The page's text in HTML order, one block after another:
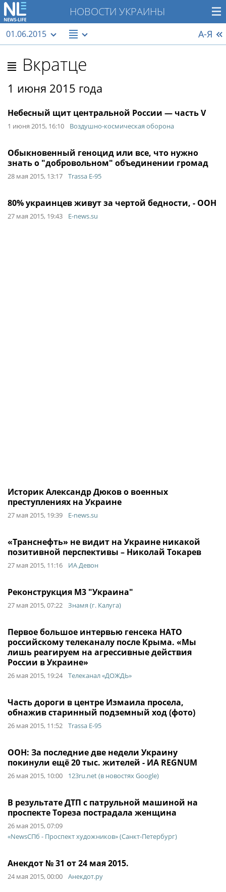
НОВОСТИ УКРАИНЫ
01.06.2015 А-Я
Вкратце
1 июня 2015 года
Небесный щит центральной России — часть V
1 июня 2015, 16:10 Воздушно-космическая оборона
Обыкновенный геноцид или все, что нужно
знать о "добровольном" объединении громад
28 мая 2015, 13:17 Trassa E-95
80% украинцев живут за чертой бедности, - ООН
27 мая 2015, 19:43 E-news.su
Историк Александр Дюков о военных
преступлениях на Украине
27 мая 2015, 19:39 E-news.su
«Транснефть» не видит на Украине никакой
позитивной перспективы – Николай Токарев
27 мая 2015, 11:16 ИА Девон
Реконструкция М3 "Украина"
27 мая 2015, 07:22 Знамя (г. Калуга)
Первое большое интервью генсека НАТО
российскому телеканалу после Крыма. «Мы
лишь реагируем на агрессивные действия
России в Украине»
26 мая 2015, 19:24 Телеканал «ДОЖДЬ»
Часть дороги в центре Измаила просела,
обнажив старинный подземный ход (фото)
26 мая 2015, 11:52 Trassa E-95
ООН: За последние две недели Украину
покинули ещё 20 тыс. жителей - ИА REGNUM
26 мая 2015, 10:00 123ru.net (в новостях Google)
В результате ДТП с патрульной машиной на
проспекте Тореза пострадала женщина
26 мая 2015, 07:09
«NewsСПб - Проспект художников» (Санкт-Петербург)
Анекдот № 31 от 24 мая 2015.
24 мая 2015, 00:00 Анекдот.ру